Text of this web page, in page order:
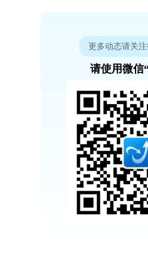
更多动态请关
请使用微信